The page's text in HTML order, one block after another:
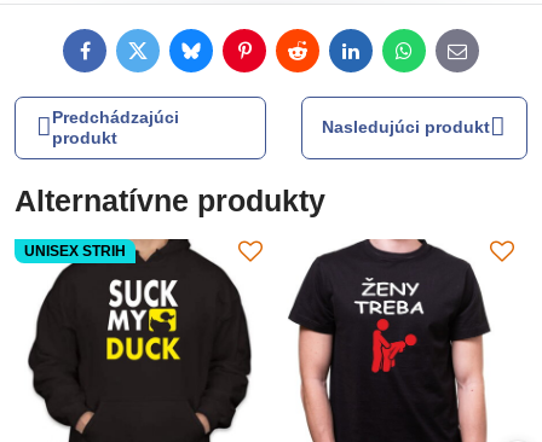
FacebookTwitterBlueskyPinterestRedditLinkedInWhatsApp
E-
mail
Predchádzajúci
produkt
Nasledujúci produkt
Alternatívne produkty
UNISEX STRIH